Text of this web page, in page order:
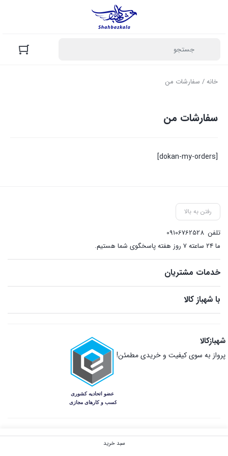
خانه/ سفارشات من
سفارشات من
[dokan-my-orders]
رفتن به بالا
تلفن 09106762528
ما ۲۴ ساعته ۷ روز هفته پاسخگوی شما هستیم.
خدمات مشتریان
با شهباز کالا
شهبازکالا
پرواز به سوی کیفیت و خریدی مطمئن!
سبد خرید